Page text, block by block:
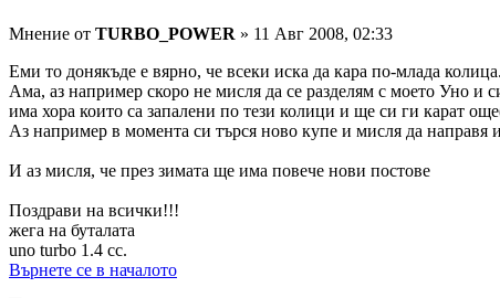
Мнение от TURBO_POWER » 11 Авг 2008, 02:33
Еми то донякъде е вярно, че всеки иска да кара по-млада колица.
Ама, аз например скоро не мисля да се разделям с моето Уно и
има хора които са запалени по тези колици и ще си ги карат
Аз например в момента си търся ново купе и мисля да направя
И аз мисля, че през зимата ще има повече нови постове
Поздрави на всички!!!
жега на буталата
uno turbo 1.4 cc.
Върнете се в началото